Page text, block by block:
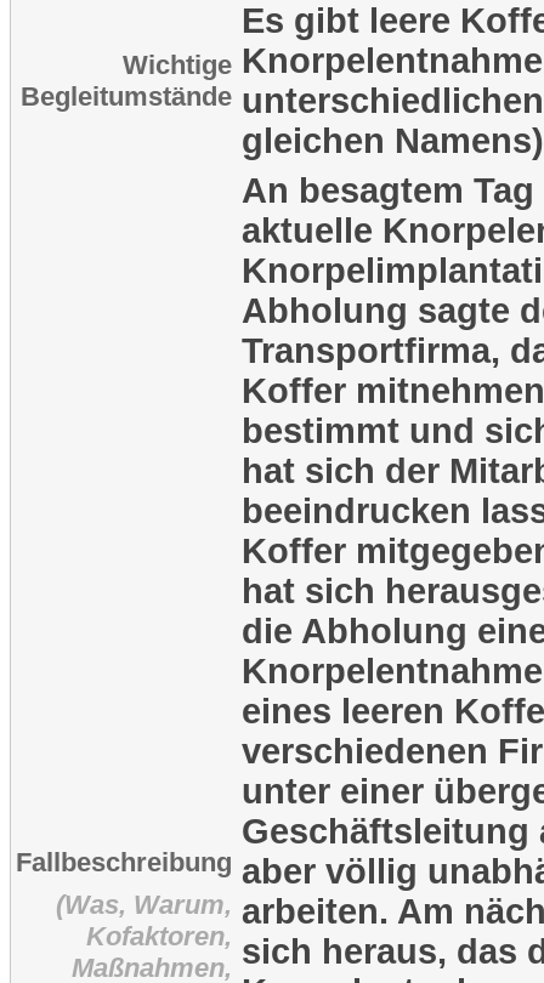
Wichtige
Begleitumstände
Es gibt leere
gleichen
Fallbeschreibung
(Was, Warum,
Kofaktoren,
Maßnahmen,
An besagtem
aktuelle
Abholung sagte
Transportfirma,
Koffer
bestimmt und
hat sich der
beeindrucken
Koffer
hat sich
die Abholung
eines leeren
verschiedenen
unter einer
Geschäftsleitung
aber völlig
arbeiten. Am
sich heraus, das